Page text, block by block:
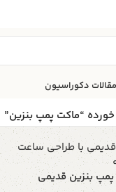
مقالات دکوراسیون
“ماکت پمپ بنزین”
بنزین قدیمی